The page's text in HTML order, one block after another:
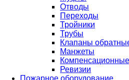
Отводы
Переходы
Тройники
Трубы
Клапаны
Манжеты
Ревизии